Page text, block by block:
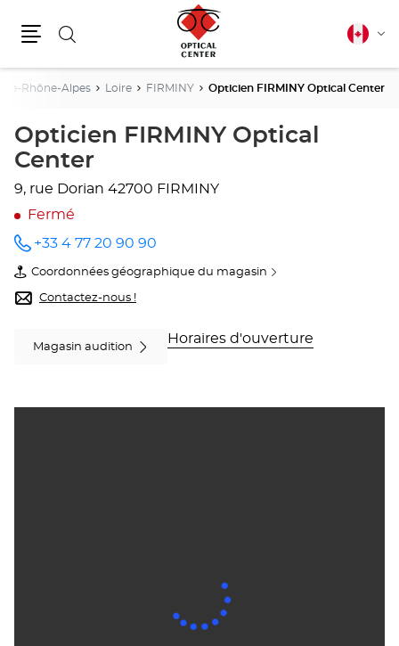
Rechercher
Français
Rhône-Alpes Loire FIRMINY Opticien FIRMINY Optical Center
Opticien FIRMINY Optical
Center
9, rue Dorian 42700 FIRMINY
Fermé
Appeler
le point
de vente
Opticien
FIRMINY
+33 4 77 20 90 90
Coordonnées géographique du magasin
du
point
de
FIRMINY
Contactez-nous !
Magasin audition
Horaires d'ouverture